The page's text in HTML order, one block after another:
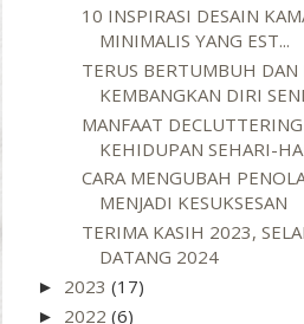
10 INSPIRASI DESAIN
MINIMALIS YANG EST...
TERUS BERTUMBUH DAN
KEMBANGKAN DIRI
MANFAAT
KEHIDUPAN SEHARI-
CARA MENGUBAH
MENJADI KESUKSESAN
TERIMA KASIH 2023,
DATANG 2024
► 2023(17)
► 2022(6)